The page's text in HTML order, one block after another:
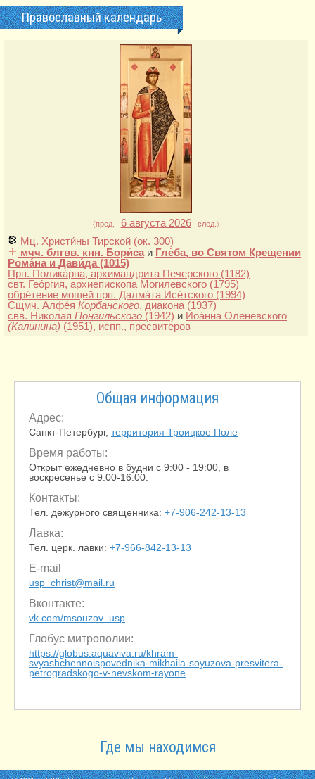
Православный календарь
〈пред. 6 августа 2026 след.〉
Мц. Христи́ны Тирской (ок. 300)
мчч. блгвв. кнн. Бори́са и Гле́ба, во Святом Крещении
Рома́на и Дави́да (1015)
Прп. Полика́рпа, архимандрита Печерского (1182)
свт. Гео́ргия, архиепископа Могилевского (1795)
обре́тение мощей прп. Далма́та Исе́тского (1994)
Сщмч. Алфе́я Корбанского, диакона (1937)
свв. Николая Понгильского (1942) и Иоа́нна Оленевского
(Калинина) (1951), испп., пресвитеров
Общая информация
Адрес:
Санкт-Петербург, территория Троицкое Поле
Время работы:
Открыт ежедневно в будни с 9:00 - 19:00 , в
воскресенье с 9:00-16:00
Контакты:
Тел. дежурного священника: +7-906-242-13-13
Лавка:
Тел. церк. лавки: +7-966-842-13-13
E-mail
usp_christ@mail.ru
Вконтакте:
vk.com/msouzov_usp
Глобус митрополии:
https://globus.aquaviva.ru/khram-
svyashchennoispovednika-mikhaila-soyuzova-presvitera-
petrogradskogo-v-nevskom-rayone
Где мы находимся